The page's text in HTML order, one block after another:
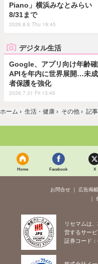
Piano」横浜みなとみらい
8/31まで
2026.8.6 Thu 19:45
デジタル生活
Google、アプリ向け年齢
APIを年内に世界展開…未
者保護を強化
2026.7.31 Fri 13:45
ホーム › 生活・健康 › その他 › 記事
Home Facebook X
お問合せ 広告掲載
リセマムは
営するサービ
証券コード